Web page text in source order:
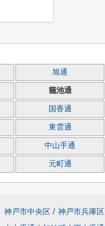
旭通
籠池通
国香通
東雲通
中山手通
元町通
神戸市中央区 / 神戸市兵庫区